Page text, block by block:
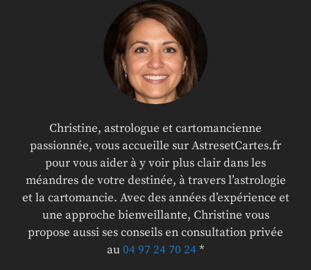
Christine, astrologue et cartomancienne
passionnée, vous accueille sur AstresetCartes.fr
pour vous aider à y voir plus clair dans les
méandres de votre destinée, à travers l’astrologie
et la cartomancie. Avec des années d’expérience et
une approche bienveillante, Christine vous
propose aussi ses conseils en consultation privée
au04 97 24 70 24*